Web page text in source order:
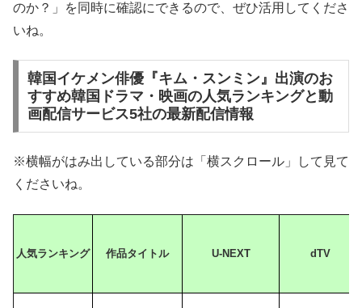
のか？」を同時に確認にできるので、ぜひ活用してくださ
いね。
韓国イケメン俳優『キム・スンミン』出演のお
すすめ韓国ドラマ・映画の人気ランキングと動
画配信サービス5社の最新配信情報
※横幅がはみ出している部分は「横スクロール」して見て
くださいね。
人気ランキング 作品タイトル U-NEXT dTV